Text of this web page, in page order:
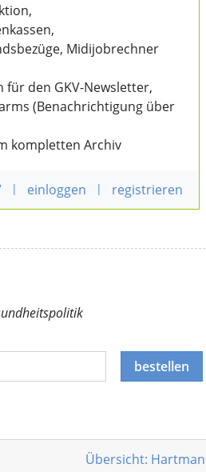
Midijobrechner
den GKV-Newsletter,
(Benachrichtigung über
kompletten Archiv
| einloggen | registrieren
bestellen
Übersicht: